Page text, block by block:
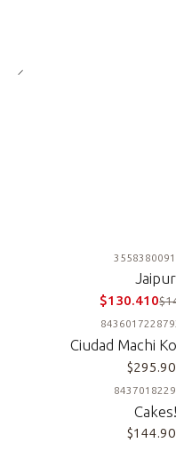
Jaipur
$130.410
Ciudad Machi
Cakes!